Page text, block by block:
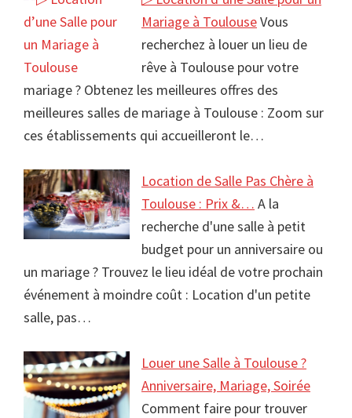
Mariage à ToulouseVous
recherchez à louer un lieu de
rêve à Toulouse pour votre
mariage ? Obtenez les meilleures offres des
meilleures salles de mariage à Toulouse : Zoom sur
ces établissements qui accueilleront le…
Location de Salle Pas Chère à
Toulouse : Prix &… A la
recherche d'une salle à petit
budget pour un anniversaire ou
un mariage ? Trouvez le lieu idéal de votre prochain
événement à moindre coût : Location d'un petite
salle, pas…
Louer une Salle à Toulouse ?
Anniversaire, Mariage, Soirée
Comment faire pour trouver